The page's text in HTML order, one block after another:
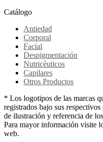
Catálogo
Antiedad
Corporal
Facial
Despigmentación
Nutricéuticos
Capilares
Otros Productos
* Los logotipos de las marcas
registrados bajo sus
de ilustración y referencia de
Para mayor información visite
web.